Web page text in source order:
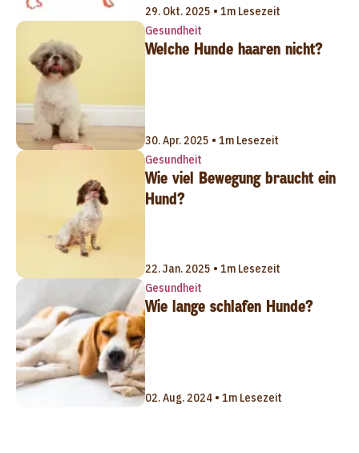
29. Okt. 2025 • 1m Lesezeit
Gesundheit
Welche Hunde haaren nicht?
30. Apr. 2025 • 1m Lesezeit
Gesundheit
Wie viel Bewegung braucht ein
Hund?
22. Jan. 2025 • 1m Lesezeit
Gesundheit
Wie lange schlafen Hunde?
02. Aug. 2024 • 1m Lesezeit